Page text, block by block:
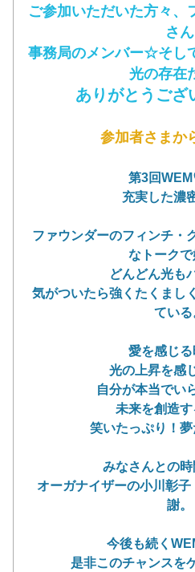
ご参加いただいた方々、
さん
事務局のメンバー☆そし
光の存在
ありがとうござ
参加者さまか
第3回
充実した濃
ファウンダーのフィンチ・
なトークで
どんどん光も
気がついたら強くたくまし
ている
愛を感じる
光の上昇を感
自分が本当でい
未来を創造す
笑いたっぷり！夢
みなさんとの時
オーガナイザーの小川彰
謝。
今後も続く
是非このチャンスを